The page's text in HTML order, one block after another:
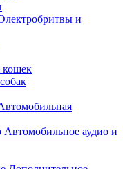
и
кошек
Автомобильное аудио и